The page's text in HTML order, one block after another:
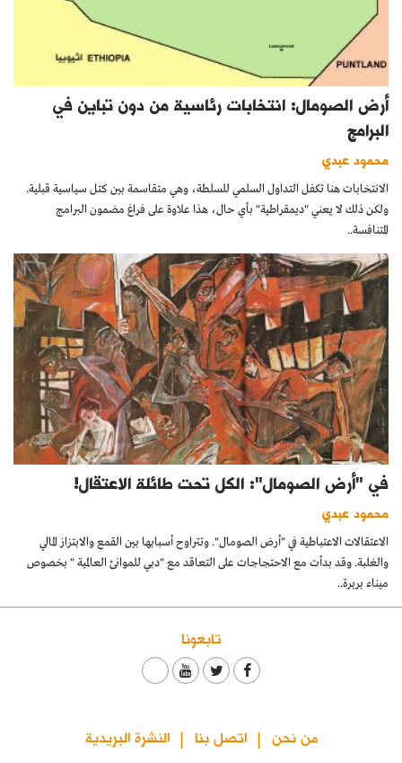
أرض الصومال: انتخابات رئاسية من دون تباين في
البرامج
محمود عبدي
الانتخابات هنا تكفل التداول السلمي للسلطة، وهي متقاسمة بين كتل سياسية قبلية.
ولكن ذلك لا يعني "ديمقراطية" بأي حال، هذا علاوة على فراغ مضمون البرامج
المتنافسة..
في "أرض الصومال": الكل تحت طائلة الاعتقال!
محمود عبدي
الاعتقالات الاعتباطية في "أرض الصومال". وتتراوح أسبابها بين القمع والابتزاز المالي
والغلبة. وقد بدأت مع الاحتجاجات على التعاقد مع "دبي للموانئ العالمية " بخصوص
ميناء بربرة..
تابعونا
من نحن اتصل بنا النشرة البريدية